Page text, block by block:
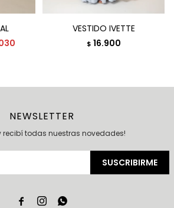
VESTIDO IVETTE
$ 16.900
NEWSLETTER
recibí todas nuestras novedades!
SUSCRIBIRME
  